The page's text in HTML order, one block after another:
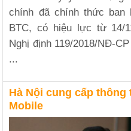
chính đã chính thức ban
BTC, có hiệu lực từ 14/
Nghị định 119/2018/NĐ-
...
Hà Nội cung cấp
Mobile